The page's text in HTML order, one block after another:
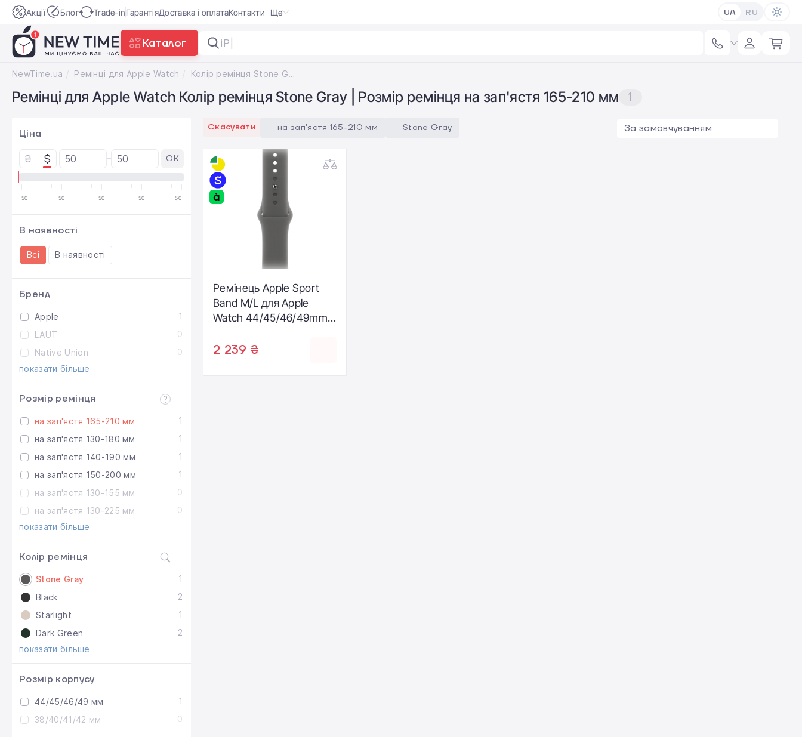
Акції Блог Trade-inГарантіяДоставка і оплатаКонтакти Ще UA RU
Каталог iPhone 17 P
NewTime.ua Ремінці для Apple Watch Колір ремінця Stone Gray; Розмір ремінця на зап'ястя 165-210 мм
Ремінці для Apple Watch Колір ремінця Stone Gray | Розмір ремінця на зап'ястя 165-210 мм 1
Ціна
₴ $ OK
50 50 50 50 50
В наявності
Всі В наявності
Бренд
Apple
1
LAUT
0
Native Union
0
показати більше
Розмір ремінця
на зап'ястя 165-210 мм
1
на зап'ястя 130-180 мм
1
на зап'ястя 140-190 мм
1
на зап'ястя 150-200 мм
1
на зап'ястя 130-155 мм
0
на зап'ястя 130-225 мм
0
показати більше
Колір ремінця
Stone Gray
1
Black
2
Starlight
1
Dark Green
2
показати більше
Розмір корпусу
44/45/46/49 мм
1
38/40/41/42 мм
0
Скасувати на зап'ястя 165-210 мм Stone Gray За замовчуванням
Ремінець Apple Sport
Band M/L для Apple
Watch 44/45/46/49mm -
2 239 ₴